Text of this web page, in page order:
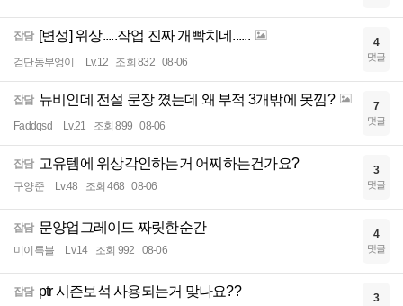
잡담 [변성] 위상.....작업 진짜 개빡치네......
검단동부엉이 Lv.12 조회 832 08-06
4
댓글
잡담 뉴비인데 전설 문장 꼈는데 왜 부적 3개밖에 못낌?
Faddqsd Lv.21 조회 899 08-06
7
댓글
잡담 고유템에 위상각인하는거 어찌하는건가요?
구양준 Lv.48 조회 468 08-06
3
댓글
잡담 문양업그레이드 짜릿한순간
미이륵블 Lv.14 조회 992 08-06
4
댓글
잡담 ptr 시즌보석 사용되는거 맞나요?? 3